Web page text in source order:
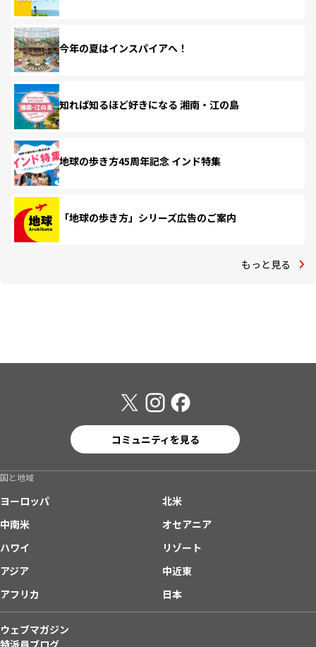
今年の夏はインスパイアへ！
知れば知るほど好きになる 湘南・江の島
地球の歩き方45周年記念 インド特集
「地球の歩き方」シリーズ広告のご案内
もっと見る
コミュニティを見る
国と地域
ヨーロッパ
北米
中南米
オセアニア
ハワイ
リゾート
アジア
中近東
アフリカ
日本
ウェブマガジン
特派員ブログ